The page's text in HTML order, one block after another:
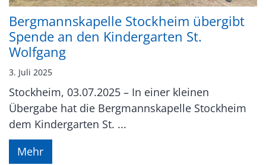
Bergmannskapelle Stockheim übergibt
Spende an den Kindergarten St.
Wolfgang
3. Juli 2025
Stockheim, 03.07.2025 – In einer kleinen
Übergabe hat die Bergmannskapelle Stockheim
dem Kindergarten St. ...
Mehr